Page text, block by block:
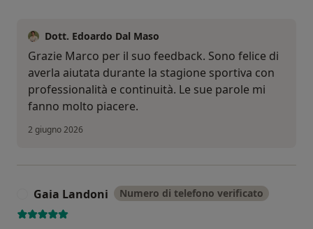
Dott. Edoardo Dal Maso
Grazie Marco per il suo feedback. Sono felice di
averla aiutata durante la stagione sportiva con
professionalità e continuità. Le sue parole mi
fanno molto piacere.
2 giugno 2026
Gaia Landoni Numero di telefono verificato